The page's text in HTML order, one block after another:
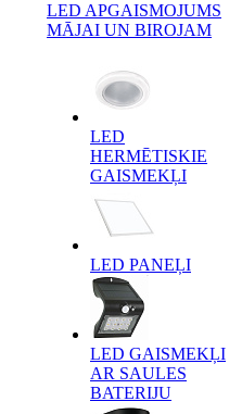
LED APGAISMOJUMS
MĀJAI UN BIROJAM
LED
HERMĒTISKIE
GAISMEKĻI
LED PANEĻI
LED GAISMEKĻI
AR SAULES
BATERIJU